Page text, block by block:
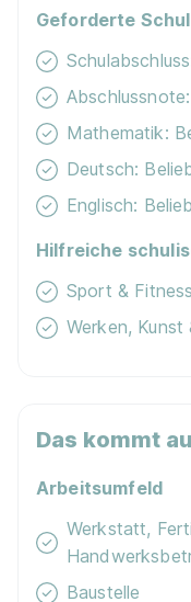
Geforderte
Mathematik:
Deutsch:
Englisch:
Hilfreiche
Sport & Fitness
Werken, Kunst
Das kommt
Arbeitsumfeld
Werkstatt,
Baustelle